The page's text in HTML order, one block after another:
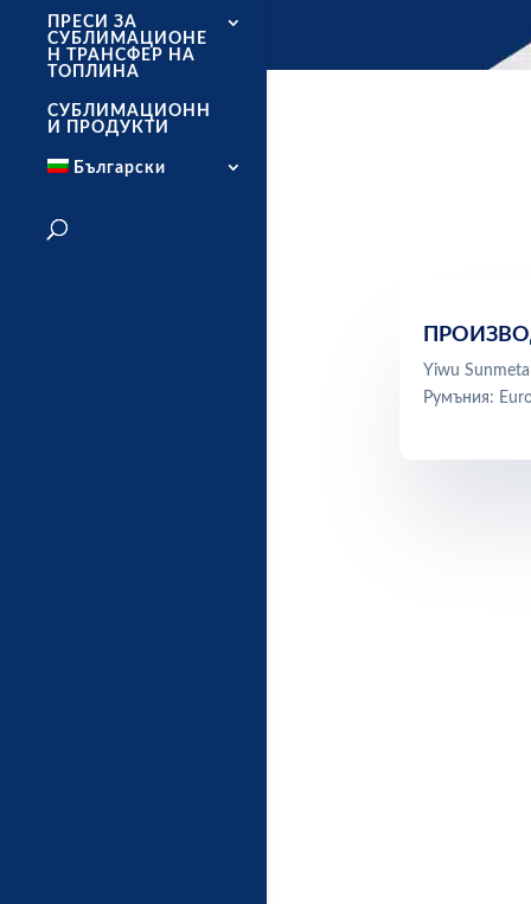
ПРЕСИ ЗА
СУБЛИМАЦИОНЕ
Н ТРАНСФЕР НА
ТОПЛИНА
СУБЛИМАЦИОНН
И ПРОДУКТИ
Български
Yiwu
Румъния: